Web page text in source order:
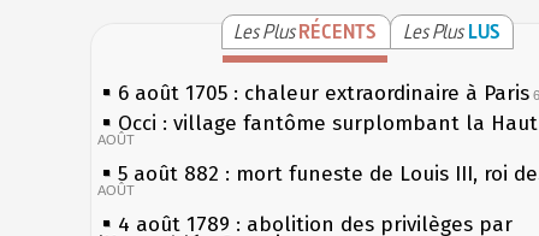
Les PlusRÉCENTS Les Plus LUS
6 août 1705 : chaleur extraordinaire à Paris
Occi : village fantôme surplombant la
AOÛT
5 août 882 : mort funeste de Louis III, roi
AOÛT
4 août 1789 : abolition des privilèges par